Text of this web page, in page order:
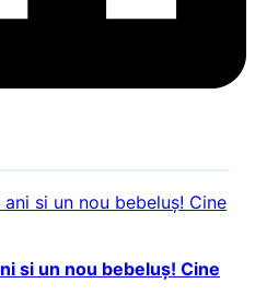
si un nou bebeluș! Cine